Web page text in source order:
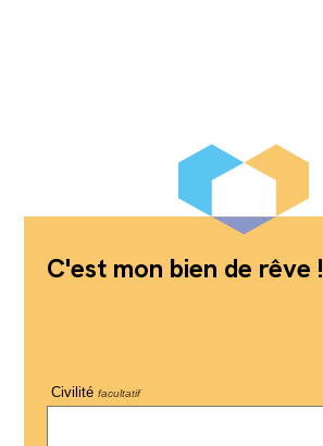
C'est mon bien de rêve !
Civilité facultatif